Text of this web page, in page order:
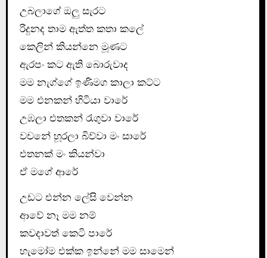
උබලාගේ ඔලු සැරට
රිදුනද තාම ඇත්ත කතා කලේ
කෙලින් කියන්නෙ මූණට
ඇරපං කට ඇති බොරුවාද
මම නැග්ගේ ඉණිමග කාලා කට්ට
මම එනකන් හිටියා වාරේ
උඹලා එතකන් රැගුවා වාරේ
වචනේ හූරලා බිව්වා මං සාරේ
එතනක් මං කියන්වා
ඒ මගේ ආරේ
උඩට එන්න ලේසි වෙන්න
ආවේ නෑ මම නම්
කවදාවත් කෙටි පාරේ
හැමෝම එක්ක ඉන්නේ මම සාමෙන්